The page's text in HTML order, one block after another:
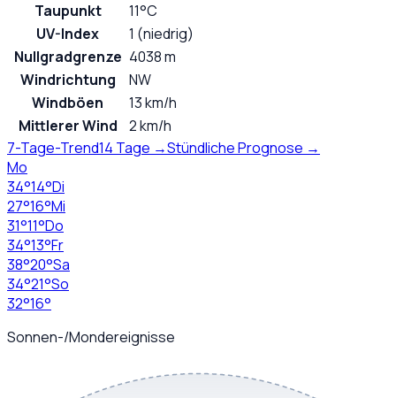
Taupunkt
11°C
UV-Index
1 (niedrig)
Nullgradgrenze 4038 m
Windrichtung
NW
Windböen
13 km/h
Mittlerer Wind
2 km/h
7-Tage-Trend14 Tage →Stündliche Prognose →
Mo
34°14°Di
27°16°Mi
31°11°Do
34°13°Fr
38°20°Sa
34°21°So
32°16°
Sonnen-/Mondereignisse